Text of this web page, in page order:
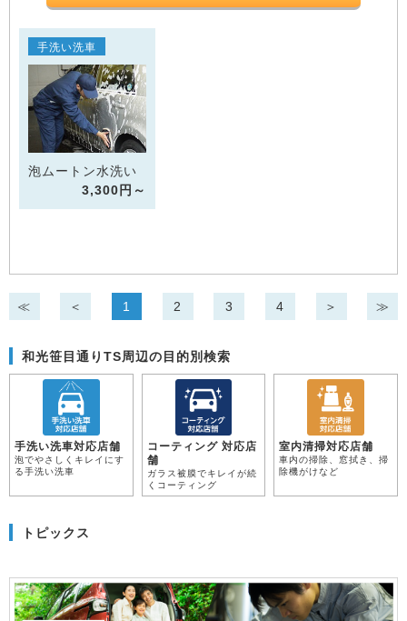
手洗い洗車
泡ムートン水洗い
3,300円～
≪ ＜ 1 2 3 4 ＞ ≫
和光笹目通りTS周辺の目的別検索
手洗い洗車対応店舗
泡でやさしくキレイにす
る手洗い洗車
コーティング 対応店
舗
ガラス被膜でキレイが続
くコーティング
室内清掃対応店舗
車内の掃除、窓拭き、掃
除機がけなど
トピックス